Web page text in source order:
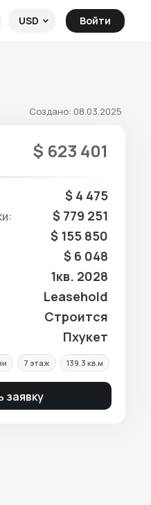
USD Войти
Создано: 08.03.2025
$ 623 401
$ 4 475
$ 779 251
$ 155 850
$ 6 048
1кв. 2028
Leasehold
Строится
Пхукет
7 этаж 139.3 кв.м
заявку